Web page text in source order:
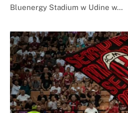
Bluenergy Stadium w Udine w…